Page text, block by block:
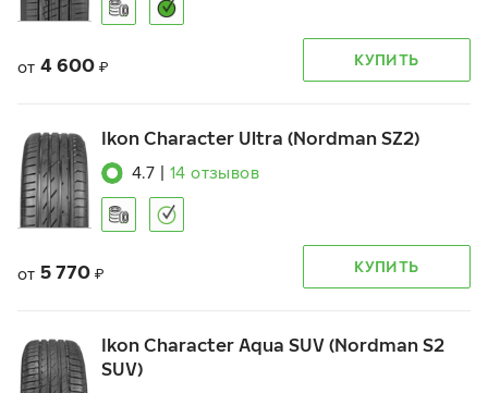
от 4 600 ₽ КУПИТЬ
Ikon Character Ultra (Nordman SZ2)
4.7 14 отзывов
от 5 770 ₽ КУПИТЬ
Ikon Character Aqua SUV (Nordman S2
SUV)